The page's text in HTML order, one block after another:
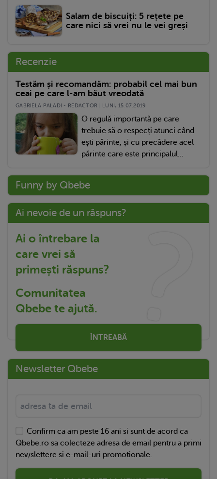
Salam de biscuiți: 5 rețete pe
care nici să vrei nu le vei greși
Recenzie
Testăm și recomandăm: probabil cel mai bun
ceai pe care l-am băut vreodată
GABRIELA PALADI - REDACTOR | LUNI, 15.07.2019
O regulă importantă pe care
trebuie să o respecți atunci când
ești părinte, și cu precădere acel
părinte care este principalul...
Funny by Qbebe
Ai nevoie de un răspuns?
Ai o întrebare la
care vrei să
primești răspuns?
Comunitatea
Qbebe te ajută.
ÎNTREABĂ
Newsletter Qbebe
Confirm ca am peste 16 ani si sunt de acord ca
Qbebe.ro sa colecteze adresa de email pentru a primi
newslettere si e-mail-uri promotionale.